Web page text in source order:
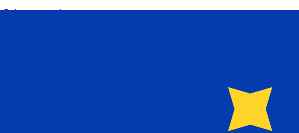
Boka ett samtal